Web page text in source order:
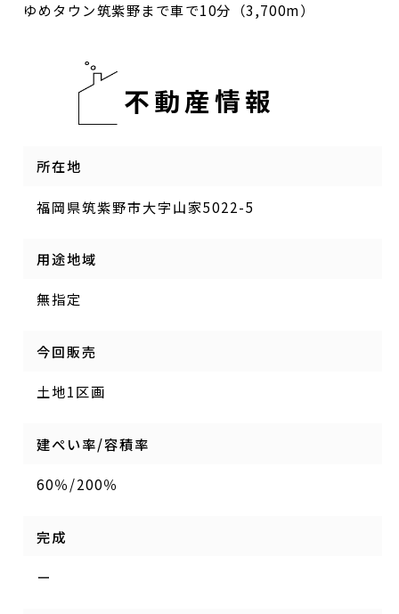
ゆめタウン筑紫野まで車で10分（3,700m）
不動産情報
所在地
福岡県筑紫野市大字山家5022-5
用途地域
無指定
今回販売
土地1区画
建ぺい率/容積率
60％/200％
完成
ー